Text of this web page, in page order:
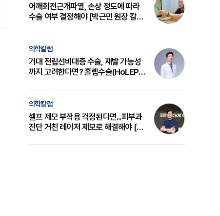
어깨회전근개파열, 손상 정도에 따라
수술 여부 결정해야 [박근민 원장 칼
의학칼럼
거대 전립선비대증 수술, 재발 가능성
까지 고려한다면? 홀렙수술(HoLEP)
의학칼럼
셀프 제모 부작용 걱정된다면...피부과
진단 거친 레이저 제모로 해결해야 [변